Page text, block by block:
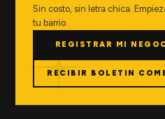
Sin costo, sin letra chica.
tu barrio.
REGISTRAR MI
RECIBIR BOLETIN